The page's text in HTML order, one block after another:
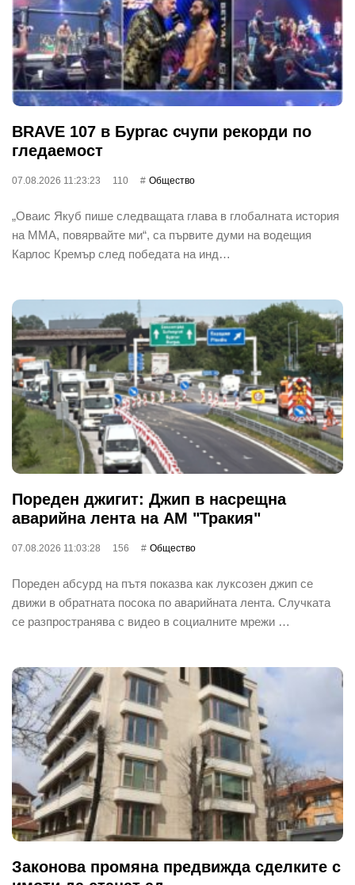
BRAVE 107 в Бургас счупи рекорди по
гледаемост
07.08.2026 11:23:23 110 Общество
„Оваис Якуб пише следващата глава в глобалната история
на ММА, повярвайте ми“, са първите думи на водещия
Карлос Кремър след победата на инд…
Пореден джигит: Джип в насрещна
аварийна лента на АМ "Тракия"
07.08.2026 11:03:28 156 Общество
Пореден абсурд на пътя показва как луксозен джип се
движи в обратната посока по аварийната лента. Случката
се разпространява с видео в социалните мрежи …
Законова промяна предвижда сделките с